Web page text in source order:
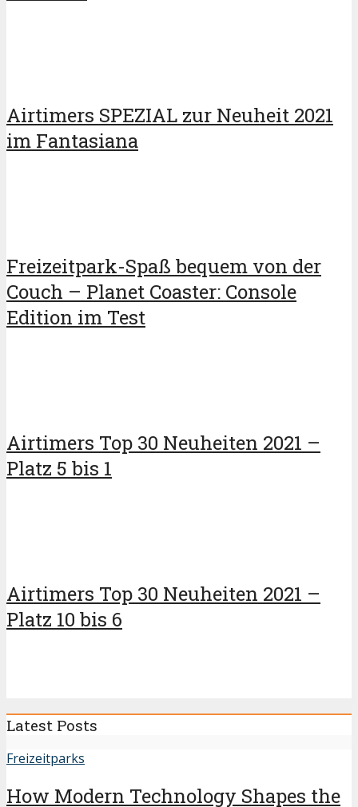
Airtimers SPEZIAL zur Neuheit 2021
im Fantasiana
Freizeitpark-Spaß bequem von der
Couch – Planet Coaster: Console
Edition im Test
Airtimers Top 30 Neuheiten 2021 –
Platz 5 bis 1
Airtimers Top 30 Neuheiten 2021 –
Platz 10 bis 6
Latest Posts
Freizeitparks
How Modern Technology Shapes the